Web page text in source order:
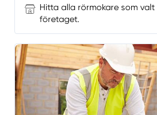
Hitta alla rörmokare som
företaget.